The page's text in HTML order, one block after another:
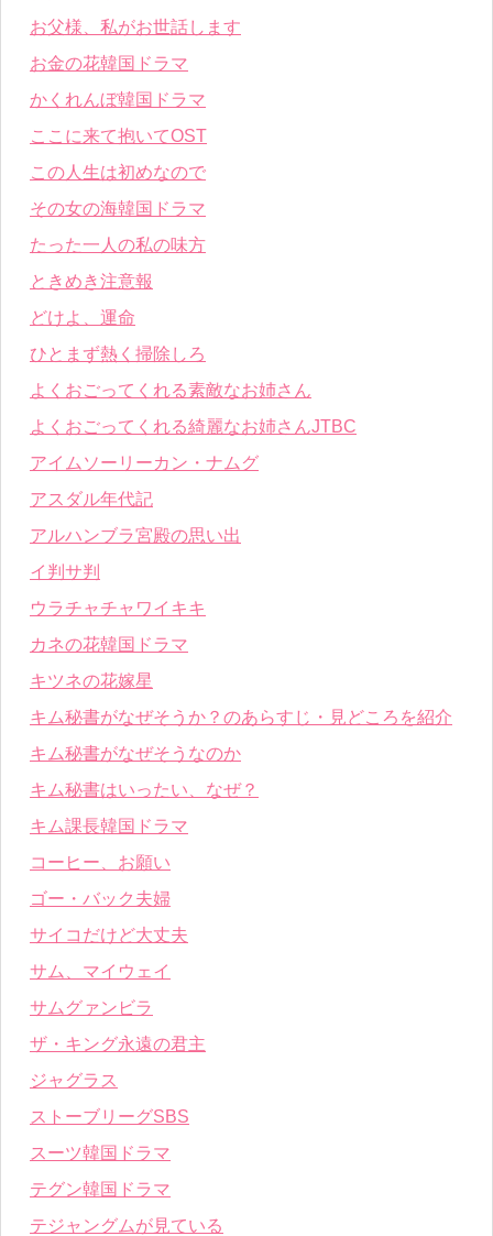
お父様、私がお世話します
お金の花韓国ドラマ
かくれんぼ韓国ドラマ
ここに来て抱いてOST
この人生は初めなので
その女の海韓国ドラマ
たった一人の私の味方
ときめき注意報
どけよ、運命
ひとまず熱く掃除しろ
よくおごってくれる素敵なお姉さん
よくおごってくれる綺麗なお姉さんJTBC
アイムソーリーカン・ナムグ
アスダル年代記
アルハンブラ宮殿の思い出
イ判サ判
ウラチャチャワイキキ
カネの花韓国ドラマ
キツネの花嫁星
キム秘書がなぜそうか？のあらすじ・見どころを紹介
キム秘書がなぜそうなのか
キム秘書はいったい、なぜ？
キム課長韓国ドラマ
コーヒー、お願い
ゴー・バック夫婦
サイコだけど大丈夫
サム、マイウェイ
サムグァンビラ
ザ・キング永遠の君主
ジャグラス
ストーブリーグSBS
スーツ韓国ドラマ
テグン韓国ドラマ
テジャングムが見ている